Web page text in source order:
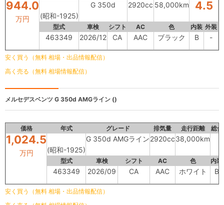
944.0
万円 (昭和-1925)
G 350d 2920cc 58,000km 4.5
型式 車検 シフト AC 色 内装 外装
463349 2026/12 CA AAC ブラック B -
安く買う（無料 相場・出品情報配信）
高く売る（無料 相場情報配信）
メルセデスベンツ G 350d AMGライン ()
価格 年式 グレード 排気量 走行距離 総
1,024.5
万円 (昭和-1925)
G 350d AMGライン2920cc38,000km
型式 車検 シフト AC 色 内装
463349 2026/09 CA AAC ホワイト B
安く買う（無料 相場・出品情報配信）